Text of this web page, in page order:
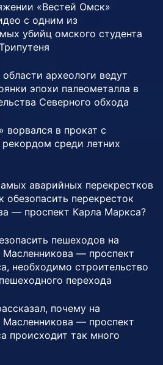
«Вестей Омск»
с одним из
убийц омского студента
археологи ведут
эпохи палеометалла в
Северного обхода
ворвался в прокат с
среди летних
аварийных перекрестков
обезопасить перекресток
— проспект Карла Маркса?
пешеходов на
Масленникова — проспект
необходимо строительство
перехода
почему на
Масленникова — проспект
происходит так много